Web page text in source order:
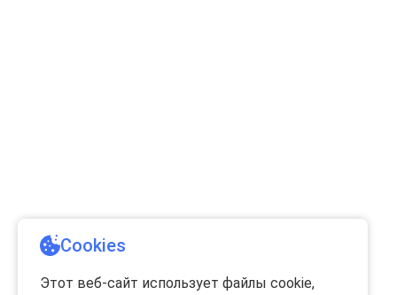
Cookies
Этот веб-сайт использует файлы cookie,